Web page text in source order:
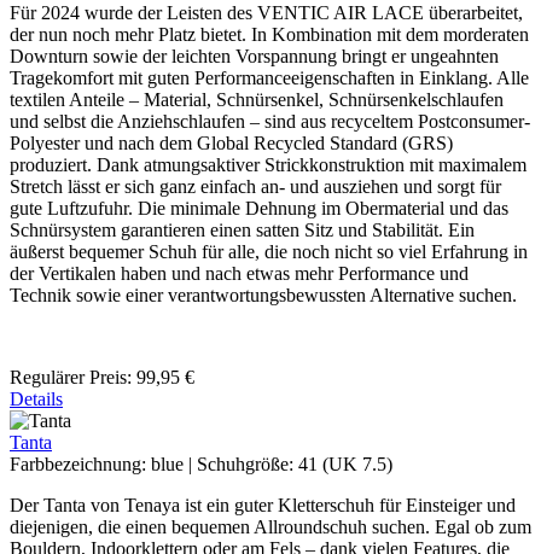
Für 2024 wurde der Leisten des VENTIC AIR LACE überarbeitet,
der nun noch mehr Platz bietet. In Kombination mit dem morderaten
Downturn sowie der leichten Vorspannung bringt er ungeahnten
Tragekomfort mit guten Performanceeigenschaften in Einklang. Alle
textilen Anteile – Material, Schnürsenkel, Schnürsenkelschlaufen
und selbst die Anziehschlaufen – sind aus recyceltem Postconsumer-
Polyester und nach dem Global Recycled Standard (GRS)
produziert. Dank atmungsaktiver Strickkonstruktion mit maximalem
Stretch lässt er sich ganz einfach an- und ausziehen und sorgt für
gute Luftzufuhr. Die minimale Dehnung im Obermaterial und das
Schnürsystem garantieren einen satten Sitz und Stabilität. Ein
äußerst bequemer Schuh für alle, die noch nicht so viel Erfahrung in
der Vertikalen haben und nach etwas mehr Performance und
Technik sowie einer verantwortungsbewussten Alternative suchen.
Regulärer Preis: 99,95 €
Details
Tanta
Farbbezeichnung: blue | Schuhgröße: 41 (UK 7.5)
Der Tanta von Tenaya ist ein guter Kletterschuh für Einsteiger und
diejenigen, die einen bequemen Allroundschuh suchen. Egal ob zum
Bouldern, Indoorklettern oder am Fels – dank vielen Features, die